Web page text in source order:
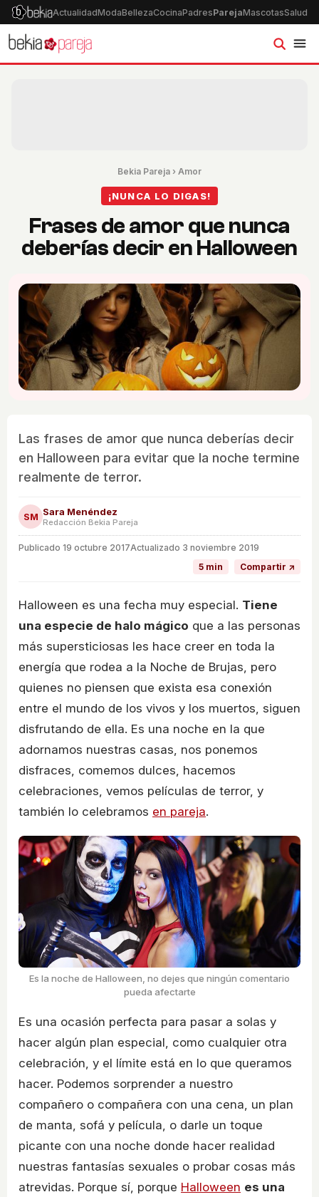
ActualidadModaBellezaCocinaPadresParejaMascotasSalud
Bekia Pareja › Amor
¡NUNCA LO DIGAS!
Frases de amor que nunca
deberías decir en Halloween
Las frases de amor que nunca deberías decir
en Halloween para evitar que la noche termine
realmente de terror.
SM Sara Menéndez
Redacción Bekia Pareja
Publicado 19 octubre 2017Actualizado 3 noviembre 2019
5 min
Compartir ↗
Halloween es una fecha muy especial. Tiene
una especie de halo mágico que a las personas
más supersticiosas les hace creer en toda la
energía que rodea a la Noche de Brujas, pero
quienes no piensen que exista esa conexión
entre el mundo de los vivos y los muertos, siguen
disfrutando de ella. Es una noche en la que
adornamos nuestras casas, nos ponemos
disfraces, comemos dulces, hacemos
celebraciones, vemos películas de terror, y
también lo celebramos en pareja.
Es la noche de Halloween, no dejes que ningún comentario
pueda afectarte
Es una ocasión perfecta para pasar a solas y
hacer algún plan especial, como cualquier otra
celebración, y el límite está en lo que queramos
hacer. Podemos sorprender a nuestro
compañero o compañera con una cena, un plan
de manta, sofá y película, o darle un toque
picante con una noche donde hacer realidad
nuestras fantasías sexuales o probar cosas más
atrevidas. Porque sí, porque Halloween es una